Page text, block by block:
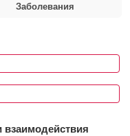
Заболевания
взаимодействия